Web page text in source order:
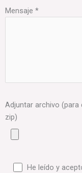
Mensaje *
Adjuntar archivo
zip)
He leído y